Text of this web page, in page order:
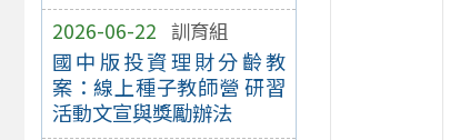
2026-06-22 訓育組
國中版投資理財分齡教
案：線上種子教師營 研習
活動文宣與獎勵辦法